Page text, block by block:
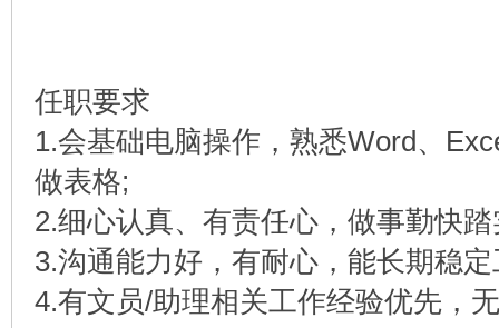
任职要求
1.会基础电脑操作，熟悉Word、
做表格;
2.细心认真、有责任心，做事勤快
3.沟通能力好，有耐心，能长期稳
4.有文员/助理相关工作经验优先，